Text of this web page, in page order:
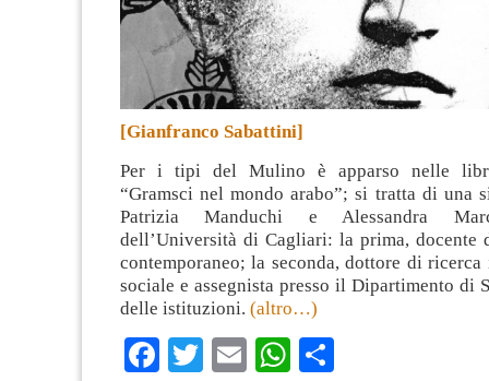
[Gianfranco Sabattini]
Per i tipi del Mulino è apparso nelle
“Gramsci nel mondo arabo”; si tratta di una
Patrizia Manduchi e Alessandra
dell’Università di Cagliari: la prima, docente
contemporaneo; la seconda, dottore di
sociale e assegnista presso il Dipartimento di
delle istituzioni. (altro…)
Facebook
TwitterEmailWhatsApp